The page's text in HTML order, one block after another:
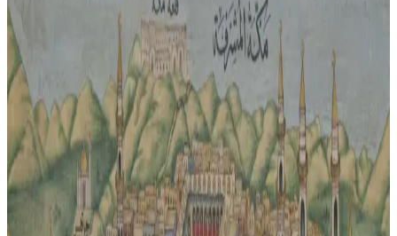
Kış Aylarında Temel Kiler Ürünleri Stoklama ve
Kullanım Rehberi: Ekonomik ve Pratik Çözümler
Kış aylarında Şükran Günü ve Noel öncesi temel kiler ürünleri
uygun fiyatlarla stoklanabilir. Gravy, kremalı çorbalar, konserve
balkabağı ve et ürünleri ekonomik ve pratik yemekler için idealdir.
Et ve Pirinçle Hazırlanan Dünya Mutfağına Ait
Çeşitli Tarifler ve Baharat Kullanımları
Et ve pirinç temelinde, farklı baharatlar ve pişirme yöntemleriyle
hazırlanan dünya mutfağına ait çeşitli tarifler sunulmaktadır. Tarifler
esnek malzeme kullanımıyla zenginleşir.